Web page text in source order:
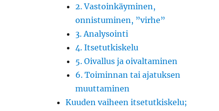
2. Vastoinkäyminen,
onnistuminen, ”virhe”
3. Analysointi
4. Itsetutkiskelu
5. Oivallus ja oivaltaminen
6. Toiminnan tai ajatuksen
muuttaminen
Kuuden vaiheen itsetutkiskelu;